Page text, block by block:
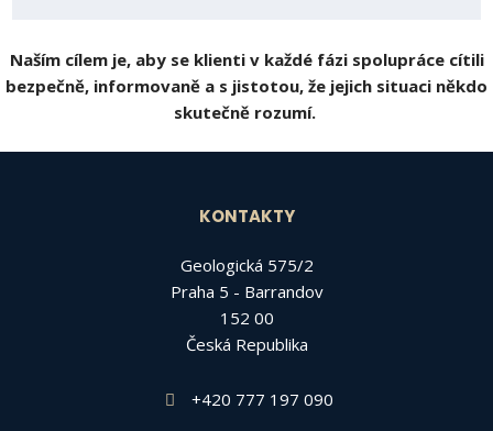
nepodařilo
odeslat.
Naším cílem je, aby se klienti v každé fázi spolupráce cítili
bezpečně, informovaně a s jistotou, že jejich situaci někdo
skutečně rozumí.
KONTAKTY
Geologická 575/2
Praha 5 - Barrandov
152 00
Česká Republika
+420 777 197 090